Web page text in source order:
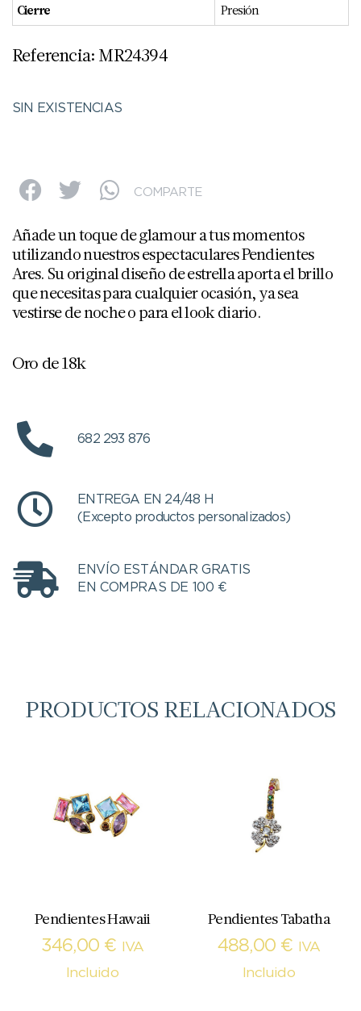
Cierre
Presión
Referencia: MR24394
SIN EXISTENCIAS
COMPARTE
Añade un toque de glamour a tus momentos
utilizando nuestros espectaculares Pendientes
Ares. Su original diseño de estrella aporta el brillo
que necesitas para cualquier ocasión, ya sea
vestirse de noche o para el look diario.
Oro de 18k
682 293 876
ENTREGA EN 24/48 H
(Excepto productos personalizados)
ENVÍO ESTÁNDAR GRATIS
EN COMPRAS DE 100 €
PRODUCTOS RELACIONADOS
Pendientes Hawaii
346,00 €
IVA
Incluido
Pendientes Tabatha
488,00 €
IVA
Incluido